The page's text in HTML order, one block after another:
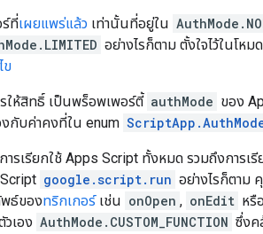
ร์ที่เผยแพร่แล้ว เท่านั้นที่อยู่ใน
อย่างไรก็ตาม ตั้งใจไว้ในโห
ข
ให้สิทธิ์ เป็นพร็อพเพอร์ตี้ authMode ของ
กับค่าคงที่ใน enum
ารเรียกใช้ Apps Script ทั้งหมด รวมถึงการเ
google.script.run อย่างไรก็ตาม
ธ์ของทริกเกอร์เช่น onOpen , onEdit หรือ
วเอง AuthMode.CUSTOM_FUNCTION ซึ่งค